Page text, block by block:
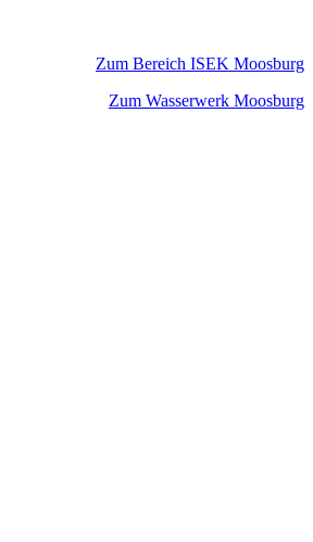
Zum Bereich ISEK Moosburg
Zum Wasserwerk Moosburg